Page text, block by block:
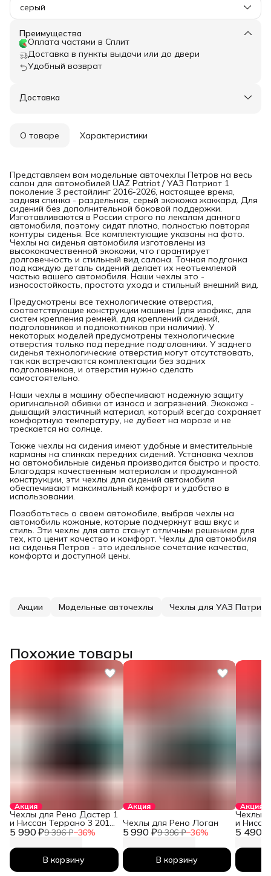
серый
Преимущества
Оплата частями в Сплит
Доставка в пункты выдачи или до двери
Удобный возврат
Доставка
О товаре Характеристики
Представляем вам модельные авточехлы Петров на весь
салон для автомобилей UAZ Patriot / УАЗ Патриот 1
поколение 3 рестайлинг 2016-2026, настоящее время,
задняя спинка - раздельная, серый экокожа жаккард. Для
сидений без дополнительной боковой поддержки.
Изготавливаются в России строго по лекалам данного
автомобиля, поэтому сидят плотно, полностью повторяя
контуры сиденья. Все комплектующие указаны на фото.
Чехлы на сиденья автомобиля изготовлены из
высококачественной экокожи, что гарантирует
долговечность и стильный вид салона. Точная подгонка
под каждую деталь сидений делает их неотъемлемой
частью вашего автомобиля. Наши чехлы это -
износостойкость, простота ухода и стильный внешний вид.
Предусмотрены все технологические отверстия,
соответствующие конструкции машины (для изофикс, для
систем крепления ремней, для креплений сидений,
подголовников и подлокотников при наличии). У
некоторых моделей предусмотрены технологические
отверстия только под передние подголовники. У заднего
сиденья технологические отверстия могут отсутствовать,
так как встречаются комплектации без задних
подголовников, и отверстия нужно сделать
самостоятельно.
Наши чехлы в машину обеспечивают надежную защиту
оригинальной обивки от износа и загрязнений. Экокожа -
дышащий эластичный материал, который всегда сохраняет
комфортную температуру, не дубеет на морозе и не
трескается на солнце.
Также чехлы на сидения имеют удобные и вместительные
карманы на спинках передних сидений. Установка чехлов
на автомобильные сиденья производится быстро и просто.
Благодаря качественным материалам и продуманной
конструкции, эти чехлы для сидений автомобиля
обеспечивают максимальный комфорт и удобство в
использовании.
Позаботьтесь о своем автомобиле, выбрав чехлы на
автомобиль кожаные, которые подчеркнут ваш вкус и
стиль. Эти чехлы для авто станут отличным решением для
тех, кто ценит качество и комфорт. Чехлы для автомобиля
на сиденья Петров - это идеальное сочетание качества,
комфорта и доступной цены.
Акции Модельные авточехлы Чехлы для УАЗ Патриот
Похожие товары
Акция
5 990 ₽9 396 ₽−36%
Чехлы для Рено Дастер 1
и Ниссан Террано 3 2010-
2026
В корзину
Акция
5 990 ₽9 396 ₽−36%
Чехлы для Рено Логан
В корзину
Акция
5 490 ₽
Чехлы
и
2026